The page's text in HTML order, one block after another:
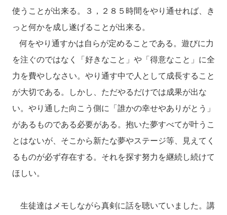
使うことが出来る。３，２８５時間をやり通せれば、き
っと何かを成し遂げることが出来る。
何をやり通すかは自らが定めることである。遊びに力
を注ぐのではなく「好きなこと」や「得意なこと」に全
力を費やしなさい。やり通す中で人として成長すること
が大切である。しかし、ただやるだけでは成果が出な
い。やり通した向こう側に「誰かの幸せやありがとう」
があるものである必要がある。抱いた夢すべてが叶うこ
とはないが、そこから新たな夢やステージ等、見えてく
るものが必ず存在する。それを探す努力を継続し続けて
ほしい。
生徒達はメモしながら真剣に話を聴いていました。講